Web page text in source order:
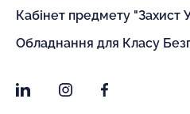
Кабінет предмету "Захист
Обладнання для Класу
LinkedInInstagramFacebook